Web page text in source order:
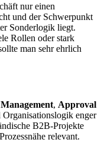
nur einen
und der Schwerpunkt
Sonderlogik liegt.
Rollen oder stark
man sehr ehrlich
, Approval
Organisationslogik enger
B2B-Projekte
relevant.